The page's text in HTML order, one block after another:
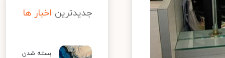
جدیدترین اخبار ها
بسته شدن